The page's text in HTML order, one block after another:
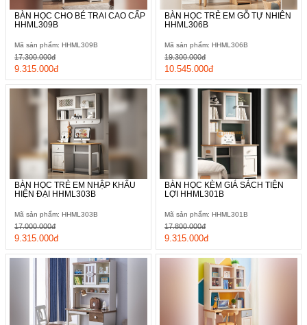
BÀN HỌC CHO BÉ TRAI CAO CẤP
HHML309B
Mã sản phẩm: HHML309B
9.315.000đ
17.300.000đ
BÀN HỌC TRẺ EM GỖ TỰ NHIÊN
HHML306B
Mã sản phẩm: HHML306B
10.545.000đ
19.300.000đ
BÀN HỌC TRẺ EM NHẬP KHẨU
HIỆN ĐẠI HHML303B
Mã sản phẩm: HHML303B
9.315.000đ
17.000.000đ
BÀN HỌC KÈM GIÁ SÁCH TIỆN
LỢI HHML301B
Mã sản phẩm: HHML301B
9.315.000đ
17.800.000đ